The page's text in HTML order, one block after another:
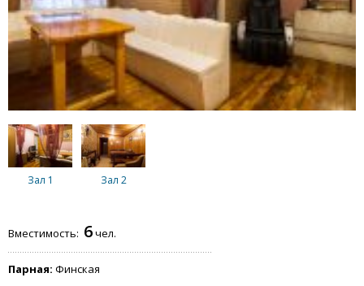
Зал 1 Зал 2
Вместимость: 6чел.
Парная: Финская